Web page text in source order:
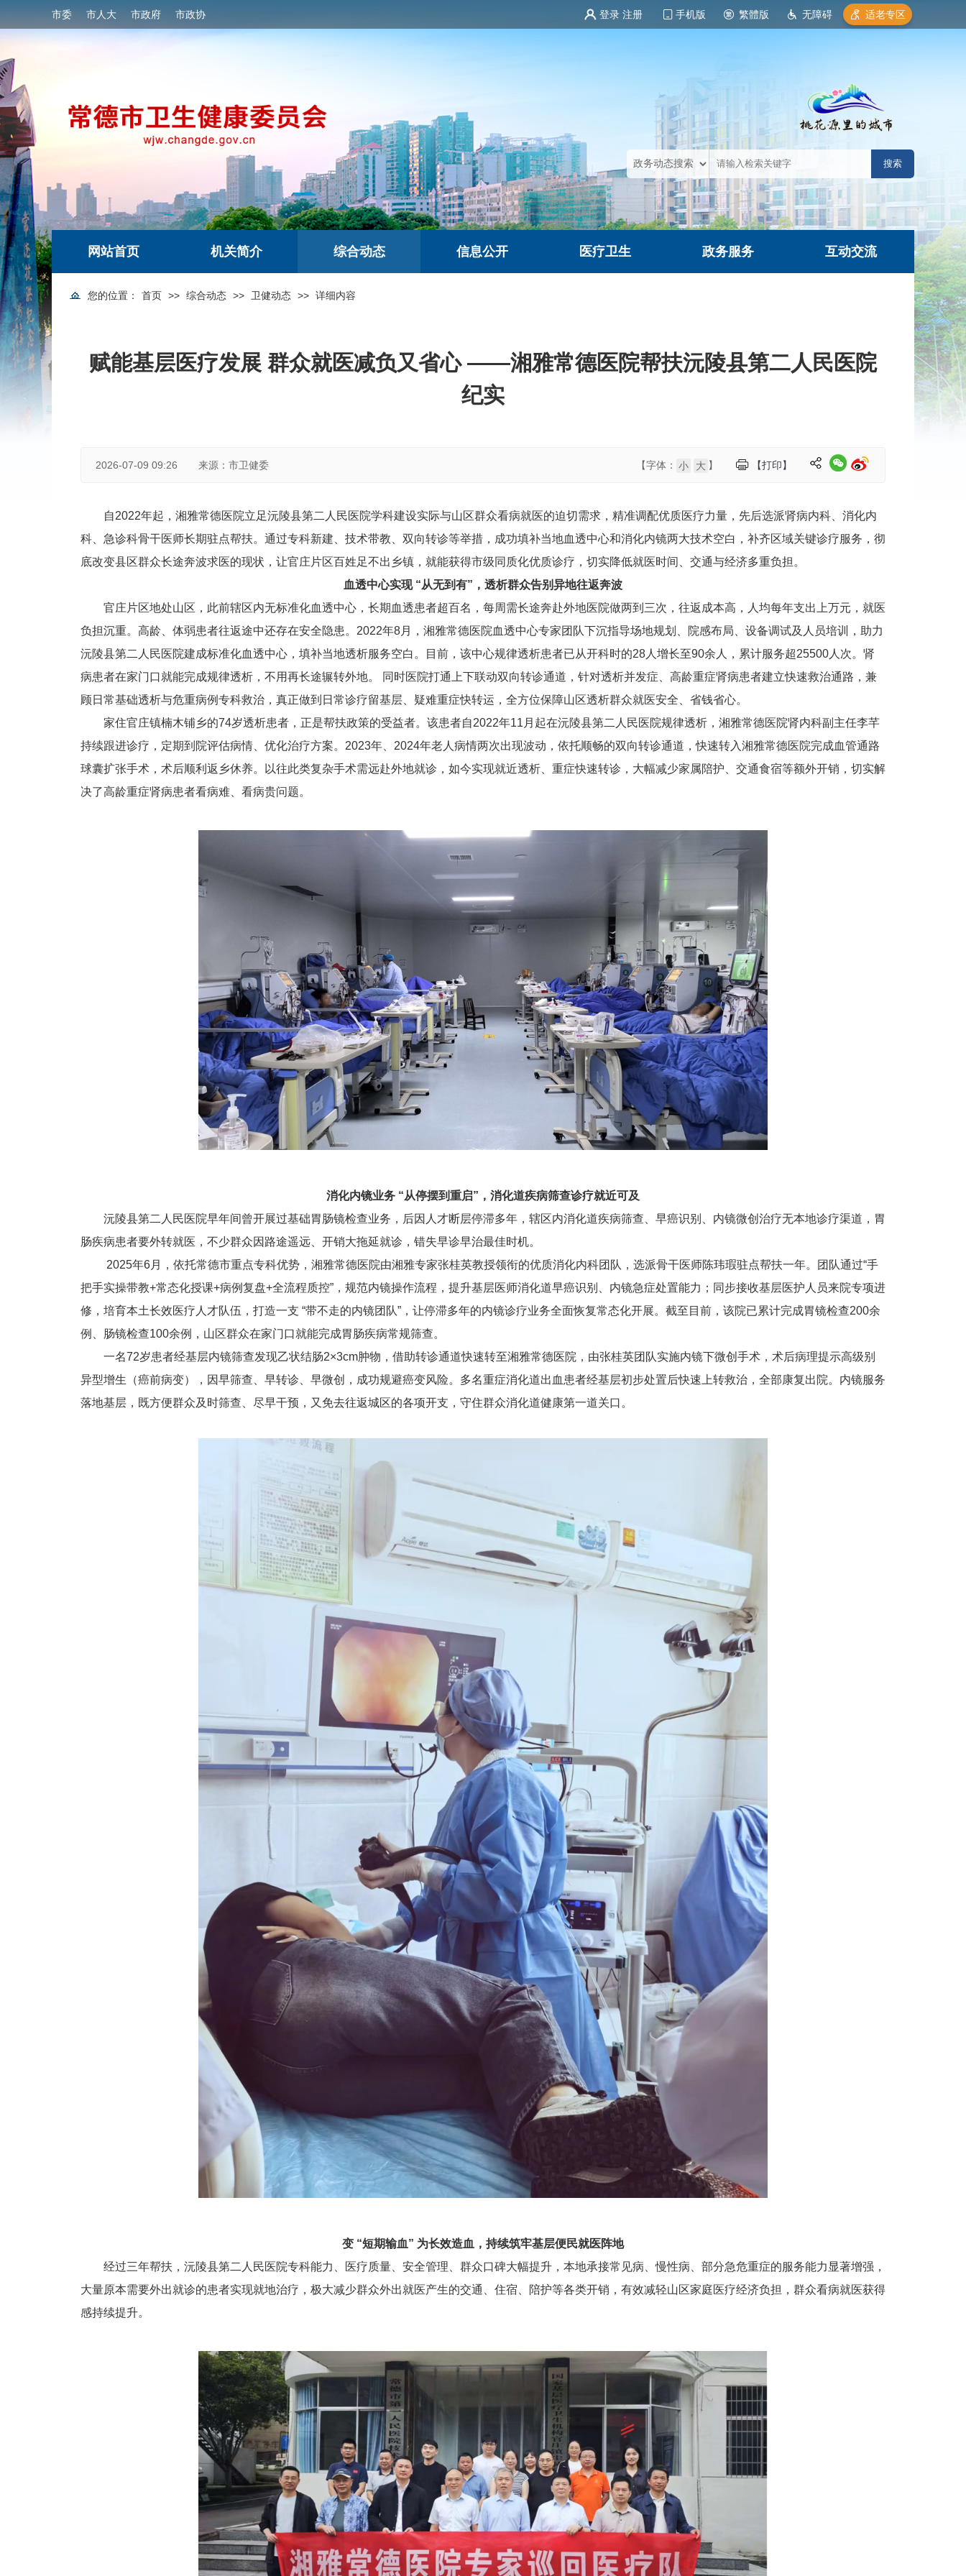
市委 市人大 市政府 市政协 登录 注册 手机版 繁體版 无障碍 适老专区
网站首页 机关简介 综合动态 信息公开 医疗卫生 政务服务 互动交流
您的位置： 首页 >> 综合动态 >> 卫健动态 >> 详细内容
赋能基层医疗发展 群众就医减负又省心 ——湘雅常德医院帮扶沅陵县第二人民医院
纪实
2026-07-09 09:26 来源：市卫健委 【打印】
【字体： 小 大 】
自2022年起，湘雅常德医院立足沅陵县第二人民医院学科建设实际与山区群众看病就医的迫切需求，精准调配优质医疗力量，先后选派肾病内科、消化内
科、急诊科骨干医师长期驻点帮扶。通过专科新建、技术带教、双向转诊等举措，成功填补当地血透中心和消化内镜两大技术空白，补齐区域关键诊疗服务，彻
底改变县区群众长途奔波求医的现状，让官庄片区百姓足不出乡镇，就能获得市级同质化优质诊疗，切实降低就医时间、交通与经济多重负担。
血透中心实现 “从无到有”，透析群众告别异地往返奔波
官庄片区地处山区，此前辖区内无标准化血透中心，长期血透患者超百名，每周需长途奔赴外地医院做两到三次，往返成本高，人均每年支出上万元，就医
负担沉重。高龄、体弱患者往返途中还存在安全隐患。2022年8月，湘雅常德医院血透中心专家团队下沉指导场地规划、院感布局、设备调试及人员培训，助力
沅陵县第二人民医院建成标准化血透中心，填补当地透析服务空白。目前，该中心规律透析患者已从开科时的28人增长至90余人，累计服务超25500人次。肾
病患者在家门口就能完成规律透析，不用再长途辗转外地。 同时医院打通上下联动双向转诊通道，针对透析并发症、高龄重症肾病患者建立快速救治通路，兼
顾日常基础透析与危重病例专科救治，真正做到日常诊疗留基层、疑难重症快转运，全方位保障山区透析群众就医安全、省钱省心。
家住官庄镇楠木铺乡的74岁透析患者，正是帮扶政策的受益者。该患者自2022年11月起在沅陵县第二人民医院规律透析，湘雅常德医院肾内科副主任李芊
持续跟进诊疗，定期到院评估病情、优化治疗方案。2023年、2024年老人病情两次出现波动，依托顺畅的双向转诊通道，快速转入湘雅常德医院完成血管通路
球囊扩张手术，术后顺利返乡休养。以往此类复杂手术需远赴外地就诊，如今实现就近透析、重症快速转诊，大幅减少家属陪护、交通食宿等额外开销，切实解
决了高龄重症肾病患者看病难、看病贵问题。
消化内镜业务 “从停摆到重启”，消化道疾病筛查诊疗就近可及
沅陵县第二人民医院早年间曾开展过基础胃肠镜检查业务，后因人才断层停滞多年，辖区内消化道疾病筛查、早癌识别、内镜微创治疗无本地诊疗渠道，胃
肠疾病患者要外转就医，不少群众因路途遥远、开销大拖延就诊，错失早诊早治最佳时机。
2025年6月，依托常德市重点专科优势，湘雅常德医院由湘雅专家张桂英教授领衔的优质消化内科团队，选派骨干医师陈玮瑕驻点帮扶一年。团队通过“手
把手实操带教+常态化授课+病例复盘+全流程质控”，规范内镜操作流程，提升基层医师消化道早癌识别、内镜急症处置能力；同步接收基层医护人员来院专项进
修，培育本土长效医疗人才队伍，打造一支 “带不走的内镜团队”，让停滞多年的内镜诊疗业务全面恢复常态化开展。截至目前，该院已累计完成胃镜检查200余
例、肠镜检查100余例，山区群众在家门口就能完成胃肠疾病常规筛查。
一名72岁患者经基层内镜筛查发现乙状结肠2×3cm肿物，借助转诊通道快速转至湘雅常德医院，由张桂英团队实施内镜下微创手术，术后病理提示高级别
异型增生（癌前病变），因早筛查、早转诊、早微创，成功规避癌变风险。多名重症消化道出血患者经基层初步处置后快速上转救治，全部康复出院。内镜服务
落地基层，既方便群众及时筛查、尽早干预，又免去往返城区的各项开支，守住群众消化道健康第一道关口。
变 “短期输血” 为长效造血，持续筑牢基层便民就医阵地
经过三年帮扶，沅陵县第二人民医院专科能力、医疗质量、安全管理、群众口碑大幅提升，本地承接常见病、慢性病、部分急危重症的服务能力显著增强，
大量原本需要外出就诊的患者实现就地治疗，极大减少群众外出就医产生的交通、住宿、陪护等各类开销，有效减轻山区家庭医疗经济负担，群众看病就医获得
感持续提升。